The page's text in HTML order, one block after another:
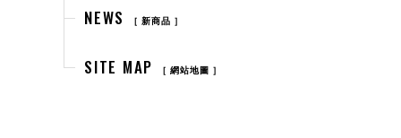
NEWS 新商品
SITE MAP 網站地圖